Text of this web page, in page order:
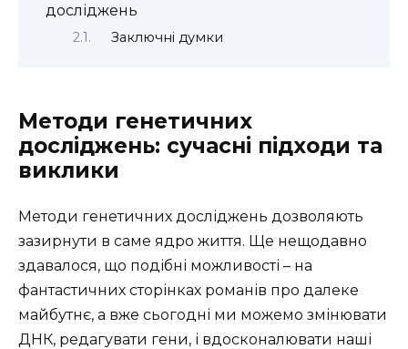
досліджень
Заключні думки
Методи генетичних
досліджень: сучасні підходи та
виклики
Методи генетичних досліджень дозволяють
зазирнути в саме ядро життя. Ще нещодавно
здавалося, що подібні можливості – на
фантастичних сторінках романів про далеке
майбутнє, а вже сьогодні ми можемо змінювати
ДНК, редагувати гени, і вдосконалювати наші